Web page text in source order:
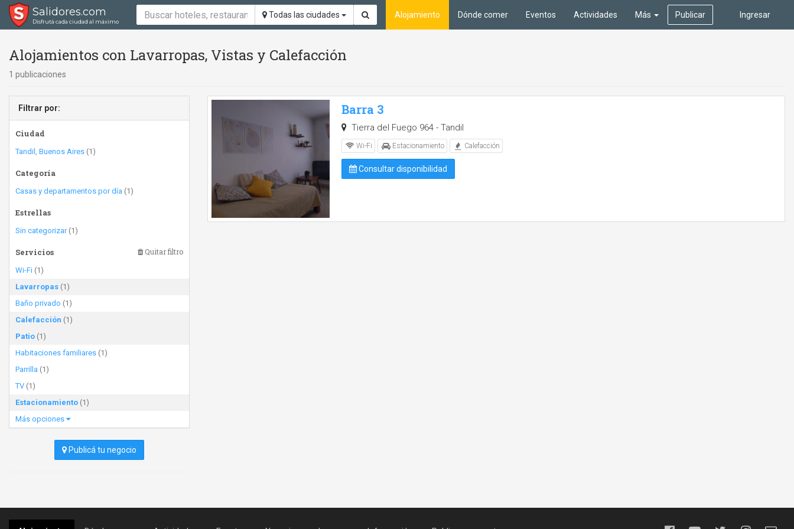
Salidores.com
Disfrutá cada ciudad al máximo
Todas las ciudades Ingresar
Alojamiento Dónde comer Eventos Actividades Más Publicar
Alojamientos con Lavarropas, Vistas y Calefacción
1 publicaciones
Filtrar por:
Ciudad
Tandil, Buenos Aires (1)
Categoría
Casas y departamentos por día (1)
Estrellas
Sin categorizar(1)
Servicios Quitar filtro
Wi-Fi (1)
Lavarropas (1)
Baño privado (1)
Calefacción (1)
Patio (1)
Habitaciones familiares (1)
Parrilla (1)
TV (1)
Estacionamiento (1)
Más opciones
Publicá tu negocio
Barra 3
Tierra del Fuego 964 - Tandil
Wi-Fi Estacionamiento Calefacción
Consultar disponibilidad